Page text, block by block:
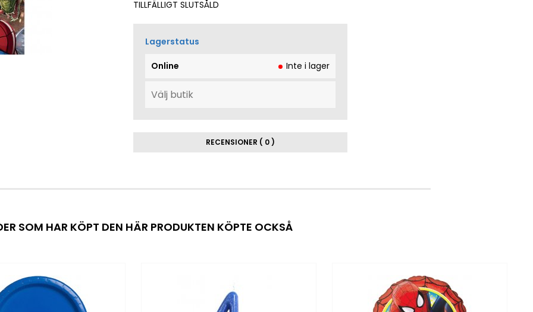
TILLFÄLLIGT SLUTSÅLD
Lagerstatus
Online Inte i lager
RECENSIONER ( 0 )
SOM HAR KÖPT DEN HÄR PRODUKTEN KÖPTE OCKSÅ